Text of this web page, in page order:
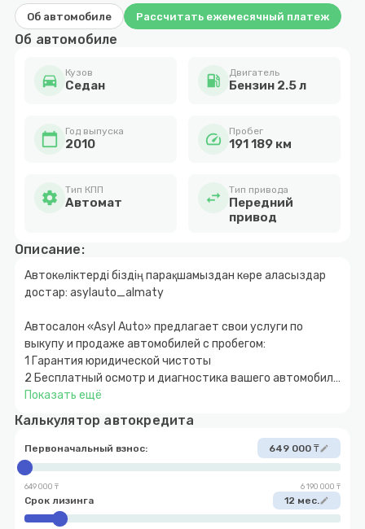
Об автомобиле Рассчитать ежемесячный платеж
Об автомобиле
directions_car Кузов
Cедан local_gas_station Двигатель
Бензин 2.5 л
calendar_today Год выпуска
2010 speed Пробег
191 189 км
settings Тип КПП
Автомат swap_horiz Тип привода
Передний
привод
Описание:
Автокөліктерді біздің парақшамыздан көре аласыздар
достар: asylauto_almaty
Автосалон «Asyl Auto» предлагает свои услуги по
выкупу и продаже автомобилей с пробегом:
1 Гарантия юридической чистоты
2 Бесплатный осмотр и диагностика вашего автомобиля
3 Быстрое и прозрачное оформление
расчет
5 Возможность покупки авто в кредит с
первоначальным взносом от 10%
6 Обмен автомобиля с доплатой в обе стороны
7 Выкуп вашего автомобиля
Показать ещё
Калькулятор автокредита
Первоначальный взнос: 649 000 ₸edit
649 000 ₸ 6 190 000 ₸
Срок лизинга 12 мес.edit